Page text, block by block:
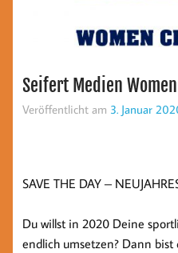
Seifert Medien
Veröffentlicht am 3. Januar
SAVE THE DAY –
Du willst in 2020 Deine
endlich umsetzen? Dann